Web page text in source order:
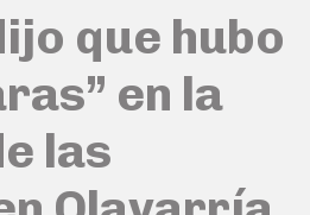
que hubo
en la
las